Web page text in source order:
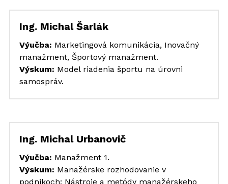
Ing. Michal Šarlák
Výučba: Marketingová komunikácia, Inovačný
manažment, Športový manažment.
Výskum: Model riadenia športu na úrovni
samospráv.
Ing. Michal Urbanovič
Výučba: Manažment 1.
Výskum: Manažérske rozhodovanie v
podnikoch: Nástroje a metódy manažérskeho